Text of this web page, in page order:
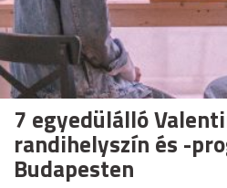
7 egyedülálló
randihelyszín és -
Budapesten